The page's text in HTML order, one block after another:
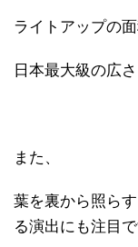
ライトアップの
日本最大級の広
また、
葉を裏から照ら
る演出にも注目で